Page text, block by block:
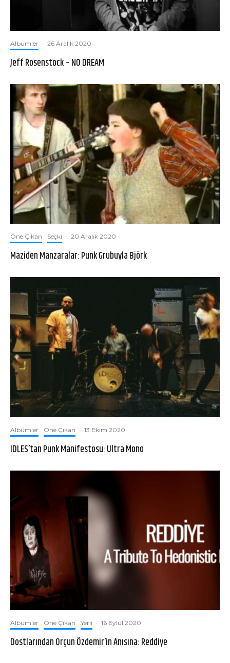
Albümler · 26 Aralık 2020
Jeff Rosenstock – NO DREAM
Öne Çıkan Seçki · 20 Aralık 2020
Maziden Manzaralar: Punk Grubuyla Björk
Albümler Öne Çıkan · 13 Ekim 2020
IDLES’tan Punk Manifestosu: Ultra Mono
Albümler Öne Çıkan Yerli · 16 Eylül 2020
Dostlarından Orçun Özdemir’in Anısına: Reddiye